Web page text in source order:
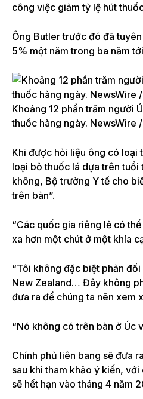
công việc giảm tỷ lệ hút
Ông Butler trước đó đã
5% một năm trong ba năm
Khoảng 12 phần trăm người
thuốc hàng ngày. NewsWire
Khi được hỏi liệu ông có loại
loại bỏ thuốc lá dựa trên
không, Bộ trưởng Y tế cho
trên bàn”.
“Các quốc gia riêng lẻ có
xa hơn một chút ở một khía
“Tôi không đặc biệt phản
New Zealand… Đây không
đưa ra để chúng ta nên xem
“Nó không có trên bàn ở Úc
Chính phủ liên bang sẽ đưa
sau khi tham khảo ý kiến,
sẽ hết hạn vào tháng 4 năm